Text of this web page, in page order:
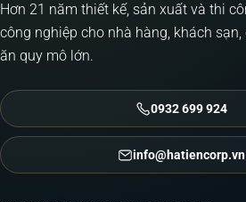
Hơn 21 năm thiết kế, sản xuất và thi
công nghiệp cho nhà hàng, khách sạn,
ăn quy mô lớn.
0932 699 924
info@hatiencorp.vn